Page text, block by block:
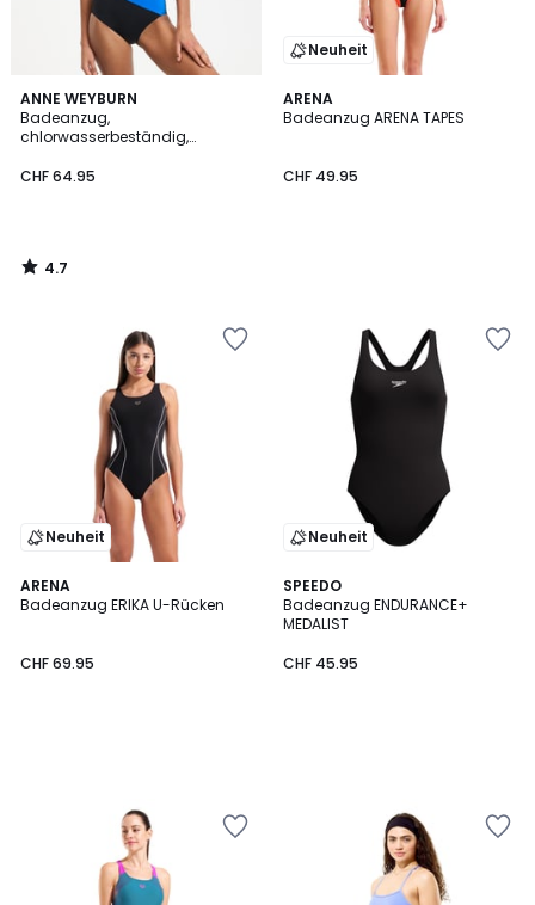
ANNE WEYBURN
Badeanzug,
chlorwasserbeständig,
CHF 64.95
4.7
/ 5
4.7
/
Neuheit
ARENA
Badeanzug ARENA TAPES
CHF 49.95
Neuheit
ARENA
Badeanzug ERIKA U-Rücken
CHF 69.95
Neuheit
SPEEDO
Badeanzug ENDURANCE+
MEDALIST
CHF 45.95